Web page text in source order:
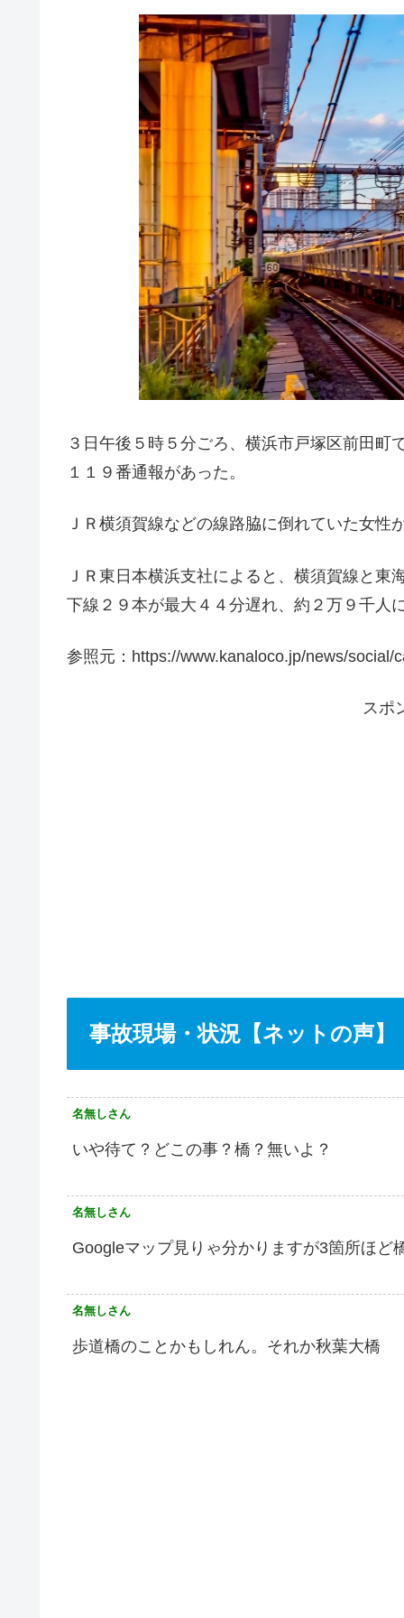
３日午後５時５分ごろ、横浜市戸塚区前田町
１１９番通報があった。
ＪＲ横須賀線などの線路脇に倒れていた女性
ＪＲ東日本横浜支社によると、横須賀線と
下線２９本が最大４４分遅れ、約２万９千人
参照元：https://www.kanaloco.jp/news/social/
スポ
事故現場・状況【ネットの声】
名無しさん
いや待て？どこの事？橋？無いよ？
名無しさん
Googleマップ見りゃ分かりますが3箇所ほど
名無しさん
歩道橋のことかもしれん。それか秋葉大橋